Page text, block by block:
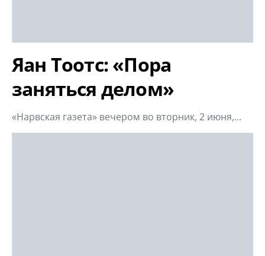
Яан Тоотс: «Пора
заняться делом»
«Нарвская газета» вечером во вторник, 2 июня,…